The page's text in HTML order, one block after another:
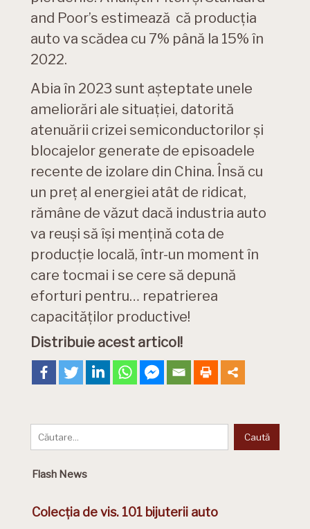
and Poor’s estimează că producția
auto va scădea cu 7% până la 15% în
2022.
Abia în 2023 sunt așteptate unele
ameliorări ale situației, datorită
atenuării crizei semiconductorilor și
blocajelor generate de episoadele
recente de izolare din China. Însă cu
un preț al energiei atât de ridicat,
rămâne de văzut dacă industria auto
va reuși să își mențină cota de
producție locală, într-un moment în
care tocmai i se cere să depună
eforturi pentru… repatrierea
capacităților productive!
Distribuie acest articol!
Flash News
Colecția de vis. 101 bijuterii auto